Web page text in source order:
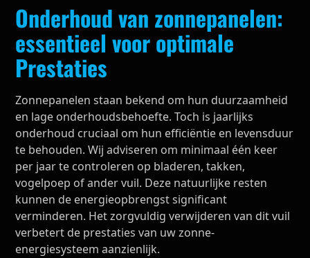
Onderhoud van zonnepanelen:
essentieel voor optimale
Prestaties
Zonnepanelen staan bekend om hun duurzaamheid
en lage onderhoudsbehoefte. Toch is jaarlijks
onderhoud cruciaal om hun efficiëntie en levensduur
te behouden. Wij adviseren om minimaal één keer
per jaar te controleren op bladeren, takken,
vogelpoep of ander vuil. Deze natuurlijke resten
kunnen de energieopbrengst significant
verminderen. Het zorgvuldig verwijderen van dit vuil
verbetert de prestaties van uw zonne-
energiesysteem aanzienlijk.